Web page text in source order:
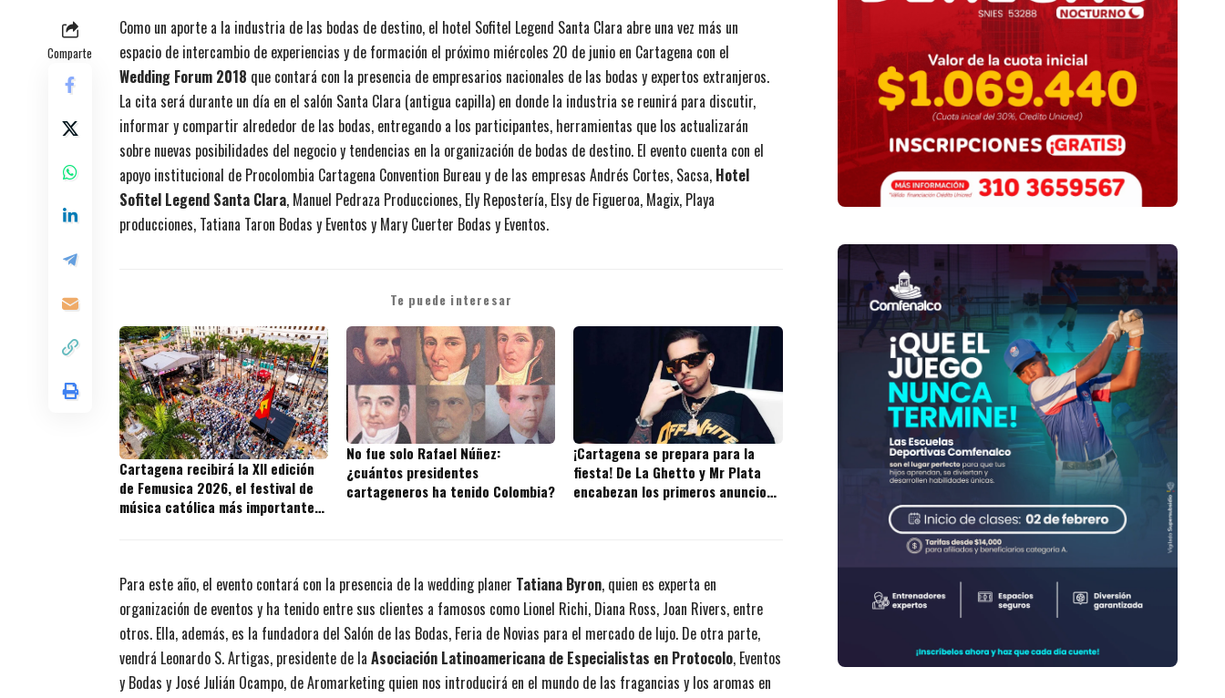
Comparte
Como un aporte a la industria de las bodas de destino, el hotel Sofitel Legend Santa Clara abre una vez más un
espacio de intercambio de experiencias y de formación el próximo miércoles 20 de junio en Cartagena con el
Wedding Forum 2018 que contará con la presencia de empresarios nacionales de las bodas y expertos extranjeros.
La cita será durante un día en el salón Santa Clara (antigua capilla) en donde la industria se reunirá para discutir,
informar y compartir alrededor de las bodas, entregando a los participantes, herramientas que los actualizarán
sobre nuevas posibilidades del negocio y tendencias en la organización de bodas de destino. El evento cuenta con el
apoyo institucional de Procolombia Cartagena Convention Bureau y de las empresas Andrés Cortes, Sacsa, Hotel
Sofitel Legend Santa Clara, Manuel Pedraza Producciones, Ely Repostería, Elsy de Figueroa, Magix, Playa
producciones, Tatiana Taron Bodas y Eventos y Mary Cuerter Bodas y Eventos.
Te puede interesar
Cartagena recibirá la XII edición
de Femusica 2026, el festival de
música católica más importante
No fue solo Rafael Núñez:
¿cuántos presidentes
cartageneros ha tenido Colombia?
¡Cartagena se prepara para la
fiesta! De La Ghetto y Mr Plata
encabezan los primeros anuncios
Para este año, el evento contará con la presencia de la wedding planer Tatiana Byron, quien es experta en
organización de eventos y ha tenido entre sus clientes a famosos como Lionel Richi, Diana Ross, Joan Rivers, entre
otros. Ella, además, es la fundadora del Salón de las Bodas, Feria de Novias para el mercado de lujo. De otra parte,
vendrá Leonardo S. Artigas, presidente de la Asociación Latinoamericana de Especialistas en Protocolo, Eventos
y Bodas y José Julián Ocampo, de Aromarketing quien nos introducirá en el mundo de las fragancias y los aromas en